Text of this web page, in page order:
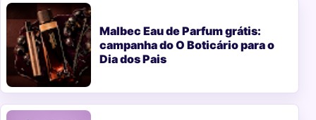
Malbec Eau de Parfum grátis:
campanha do O Boticário para o
Dia dos Pais